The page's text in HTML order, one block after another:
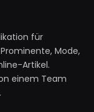
für
Mode,
Artikel.
einem Team